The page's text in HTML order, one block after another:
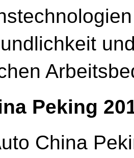
Peking
China